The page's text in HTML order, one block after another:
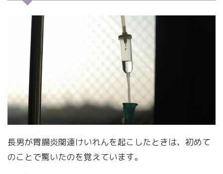
長男が胃腸炎関連けいれんを起こしたときは、初めて
のことで驚いたのを覚えています。